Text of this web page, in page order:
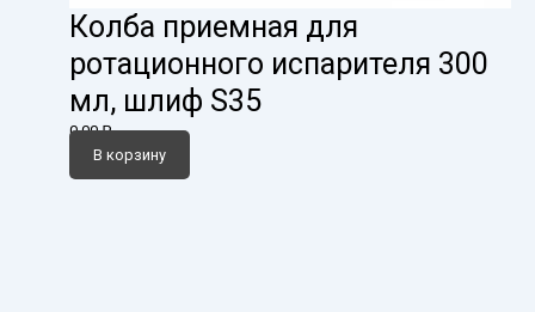
Колба приемная для
ротационного испарителя 300
мл, шлиф S35
0,00₽
В корзину